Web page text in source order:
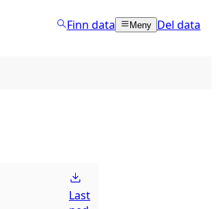
Finn data Meny Del data
Last